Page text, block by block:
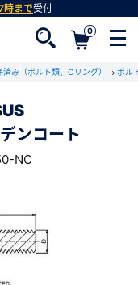
時まで受付
0
済み（ボルト類、Oリング） ボル
ンコート
NC
ロード
ードをします。
ト
い方
利用いただけ